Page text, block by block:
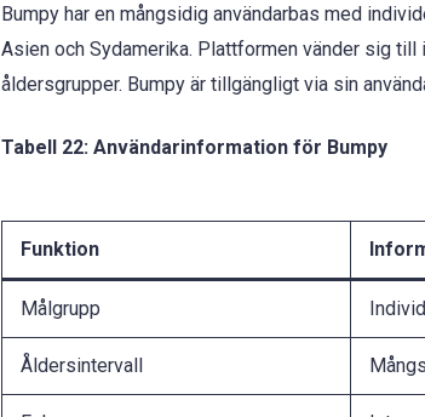
Bumpy har en mångsidig användarbas med
Asien och Sydamerika. Plattformen vänder sig
åldersgrupper. Bumpy är tillgängligt via sin
Tabell 22: Användarinformation för Bumpy
Funktion
Målgrupp
Åldersintervall